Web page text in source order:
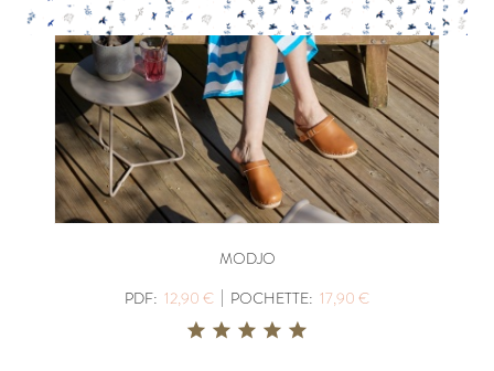
MODJO
PDF: 12,90 € | POCHETTE: 17,90 €